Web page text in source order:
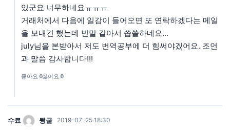
있군요 너무하네요ㅠㅠㅠ
거래처에서 다음에 일감이 들어오면 또 연락하겠다는 메일
을 보내긴 했는데 빈말 같아서 씁쓸하네요...
july님을 본받아서 저도 번역공부에 더 힘써야겠어요. 조언
과 말씀 감사합니다!!!
좋아요 0싫어요 0
수료 뒹굴 2019-07-25 18:30